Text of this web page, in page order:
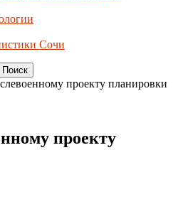
Сочи
проекту планировки
проекту